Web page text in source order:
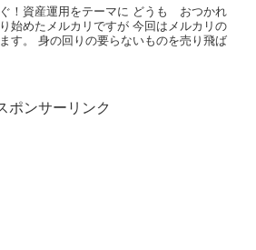
！資産運用をテーマに どうも おつかれ
始めたメルカリですが 今回はメルカリの
す。 身の回りの要らないものを売り飛ば
ポンサーリンク